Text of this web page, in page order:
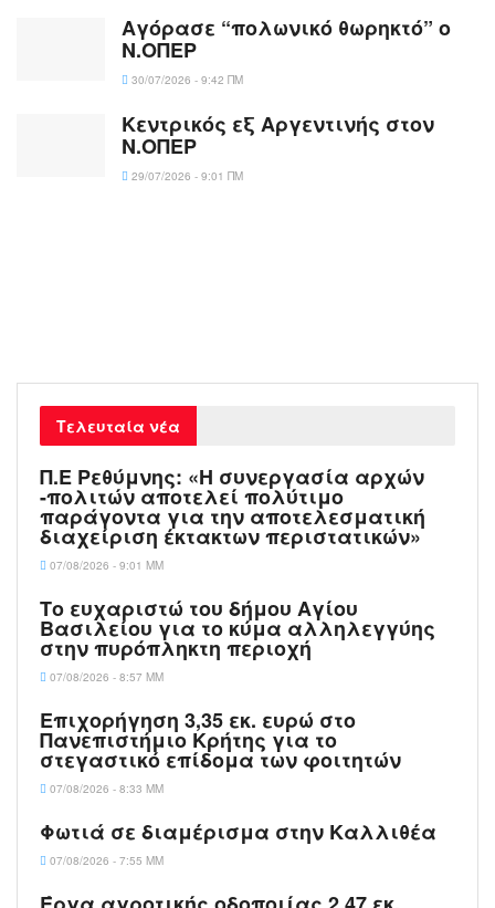
Αγόρασε “πολωνικό θωρηκτό” ο
Ν.ΟΠΕΡ
30/07/2026 - 9:42 ΠΜ
Κεντρικός εξ Αργεντινής στον
Ν.ΟΠΕΡ
29/07/2026 - 9:01 ΠΜ
Τελευταία νέα
Π.Ε Ρεθύμνης: «Η συνεργασία αρχών
-πολιτών αποτελεί πολύτιμο
παράγοντα για την αποτελεσματική
διαχείριση έκτακτων περιστατικών»
07/08/2026 - 9:01 ΜΜ
Το ευχαριστώ του δήμου Αγίου
Βασιλείου για το κύμα αλληλεγγύης
στην πυρόπληκτη περιοχή
07/08/2026 - 8:57 ΜΜ
Επιχορήγηση 3,35 εκ. ευρώ στο
Πανεπιστήμιο Κρήτης για το
στεγαστικό επίδομα των φοιτητών
07/08/2026 - 8:33 ΜΜ
Φωτιά σε διαμέρισμα στην Καλλιθέα
07/08/2026 - 7:55 ΜΜ